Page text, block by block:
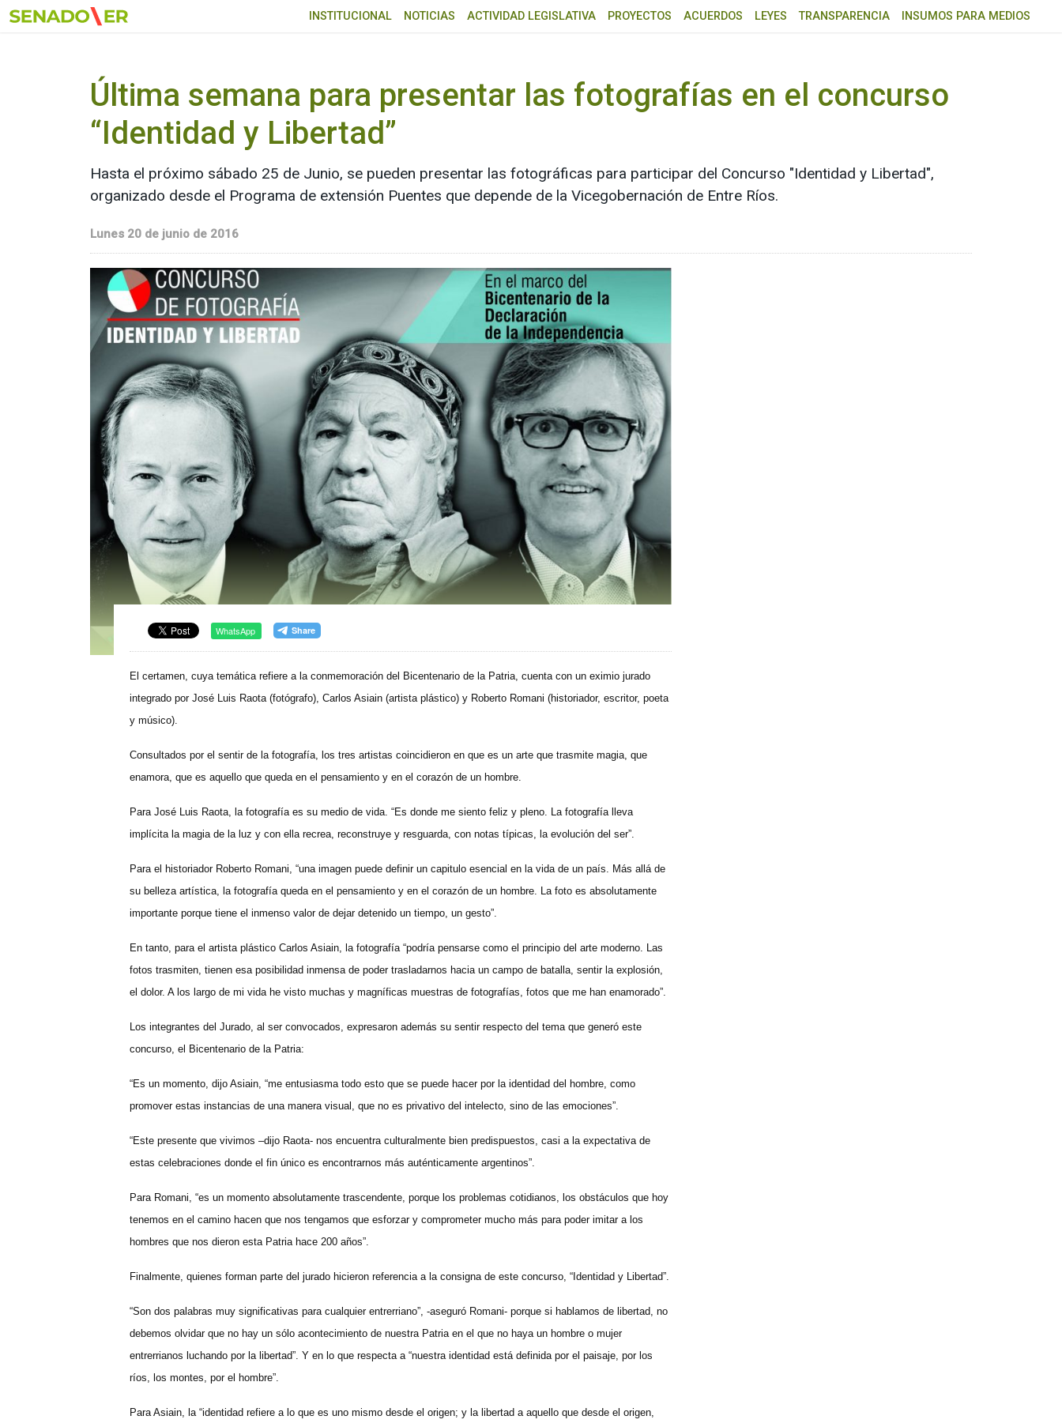
Ir al menú principal
INSTITUCIONAL NOTICIAS ACTIVIDAD LEGISLATIVA PROYECTOS ACUERDOS LEYES TRANSPARENCIA INSUMOS PARA MEDIOS
Última semana para presentar las fotografías en el concurso
“Identidad y Libertad”
Hasta el próximo sábado 25 de Junio, se pueden presentar las fotográficas para participar del Concurso "Identidad y Libertad",
organizado desde el Programa de extensión Puentes que depende de la Vicegobernación de Entre Ríos.
Lunes 20 de junio de 2016
WhatsApp
El certamen, cuya temática refiere a la conmemoración del Bicentenario de la Patria, cuenta con un eximio jurado
integrado por José Luis Raota (fotógrafo), Carlos Asiain (artista plástico) y Roberto Romani (historiador, escritor, poeta
y músico).
Consultados por el sentir de la fotografía, los tres artistas coincidieron en que es un arte que trasmite magia, que
enamora, que es aquello que queda en el pensamiento y en el corazón de un hombre.
Para José Luis Raota, la fotografía es su medio de vida. “Es donde me siento feliz y pleno. La fotografía lleva
implícita la magia de la luz y con ella recrea, reconstruye y resguarda, con notas típicas, la evolución del ser”.
Para el historiador Roberto Romani, “una imagen puede definir un capitulo esencial en la vida de un país. Más allá de
su belleza artística, la fotografía queda en el pensamiento y en el corazón de un hombre. La foto es absolutamente
importante porque tiene el inmenso valor de dejar detenido un tiempo, un gesto”.
En tanto, para el artista plástico Carlos Asiain, la fotografía “podría pensarse como el principio del arte moderno. Las
fotos trasmiten, tienen esa posibilidad inmensa de poder trasladarnos hacia un campo de batalla, sentir la explosión,
el dolor. A los largo de mi vida he visto muchas y magníficas muestras de fotografías, fotos que me han enamorado”.
Los integrantes del Jurado, al ser convocados, expresaron además su sentir respecto del tema que generó este
concurso, el Bicentenario de la Patria:
“Es un momento, dijo Asiain, “me entusiasma todo esto que se puede hacer por la identidad del hombre, como
promover estas instancias de una manera visual, que no es privativo del intelecto, sino de las emociones”.
“Este presente que vivimos –dijo Raota- nos encuentra culturalmente bien predispuestos, casi a la expectativa de
estas celebraciones donde el fin único es encontrarnos más auténticamente argentinos”.
Para Romani, “es un momento absolutamente trascendente, porque los problemas cotidianos, los obstáculos que hoy
tenemos en el camino hacen que nos tengamos que esforzar y comprometer mucho más para poder imitar a los
hombres que nos dieron esta Patria hace 200 años”.
Finalmente, quienes forman parte del jurado hicieron referencia a la consigna de este concurso, “Identidad y Libertad”.
“Son dos palabras muy significativas para cualquier entrerriano”, -aseguró Romani- porque si hablamos de libertad, no
debemos olvidar que no hay un sólo acontecimiento de nuestra Patria en el que no haya un hombre o mujer
entrerrianos luchando por la libertad”. Y en lo que respecta a “nuestra identidad está definida por el paisaje, por los
ríos, los montes, por el hombre”.
Para Asiain, la “identidad refiere a lo que es uno mismo desde el origen; y la libertad a aquello que desde el origen,